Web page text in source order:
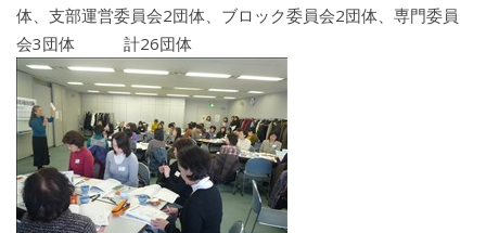
体、支部運営委員会2団体、ブロック委員会2団体、専門委員
会3団体 計26団体